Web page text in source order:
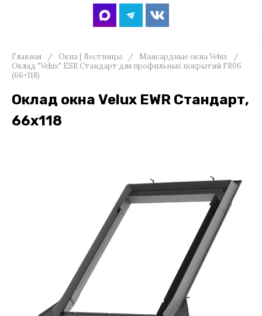
Главная / Окна | Лестницы / Мансардные окна Velux
/
Оклад "Velux" ESR Стандарт для профильных покрытий FR06
(66×118)
Оклад окна Velux EWR Стандарт,
66х118